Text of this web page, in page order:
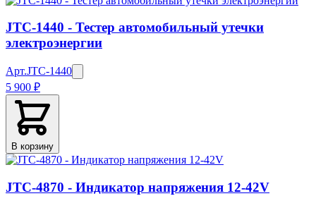
JTC-1440 - Тестер автомобильный утечки
электроэнергии
Арт.JTC-1440
5 900 ₽
В корзину
JTC-4870 - Индикатор напряжения 12-42V